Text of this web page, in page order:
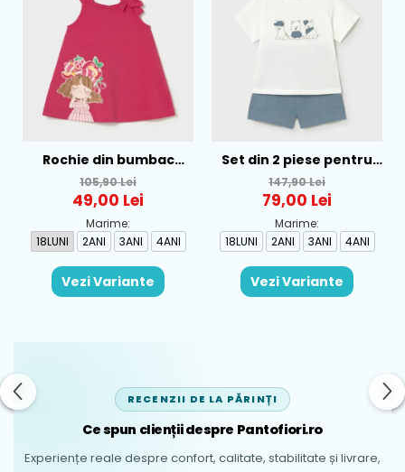
Rochie din bumbac
pentru fete Mayoral,
Rosu - 1930-069
105,90 Lei
49,00 Lei
Marime:
18LUNI
2ANI 3ANI 4ANI
Vezi Variante
Set din 2 piese pentru
baieti Mayoral, Alb-
Albastru - 1665-31
147,90 Lei
79,00 Lei
Marime:
18LUNI
2ANI 3ANI 4ANI
Vezi Variante
RECENZII DE LA PĂRINȚI
Ce spun clienții despre Pantofiori.ro
Experiențe reale despre confort, calitate, stabilitate și livrare,